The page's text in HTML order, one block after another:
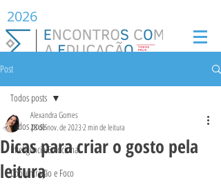
2026
Post
Todos posts
Inteligência Emocional
Concentração e Foco
Todos posts
Dicas para criar o gosto pela
leitura
Alexandra Gomes
28 de nov. de 20232 min de leitura